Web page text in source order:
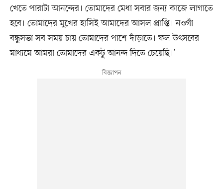
খেতে পারাটা আনন্দের। তোমাদের মেধা সবার জন্য কাজে লাগাতে
হবে। তোমাদের মুখের হাসিই আমাদের আসল প্রাপ্তি। নওগাঁ
বন্ধুসভা সব সময় চায় তোমাদের পাশে দাঁড়াতে। ফল উৎসবের
মাধ্যমে আমরা তোমাদের একটু আনন্দ দিতে চেয়েছি।’